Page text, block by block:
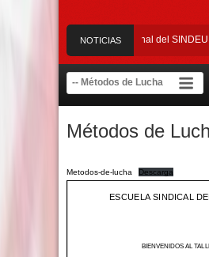
NOTICIAS
Comunicado Oficial Tribunal del SINDEU
Apertura del proceso electoral y de
Métodos de
Metodos-de-lucha Descarga